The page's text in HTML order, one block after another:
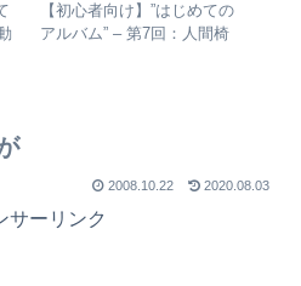
【初心者向け】”はじめての
アルバム” – 第7回：人間椅
2008.10.22 2020.08.03
サーリンク